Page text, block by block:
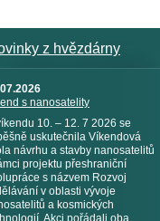
z hvězdárny
s nanosatelity
10. – 12. 7 2026 se
uskutečnila Víkendová
návrhu a stavby nanosatelitů
projektu přeshraniční
s názvem Rozvoj
v oblasti vývoje
a kosmických
Akci pořádali oba